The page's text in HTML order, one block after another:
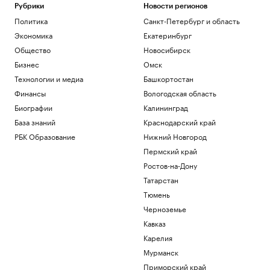
Рубрики
Политика
Экономика
Общество
Бизнес
Технологии и медиа
Финансы
Биографии
База знаний
РБК Образование
Новости регионов
Санкт-Петербург и область
Екатеринбург
Новосибирск
Омск
Башкортостан
Вологодская область
Калининград
Краснодарский край
Нижний Новгород
Пермский край
Ростов-на-Дону
Татарстан
Тюмень
Черноземье
Кавказ
Карелия
Мурманск
Приморский край